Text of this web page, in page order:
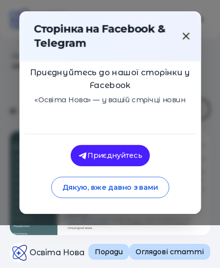
Освіта Нова Поради Оглядові статті
Сторінка на Facebook &
Telegram
Приєднуйтесь до нашої сторінки у
Facebook
«Освіта Нова» — у вашій стрічці новин
Приєднуйтесь
Дякую, вже давно з вами